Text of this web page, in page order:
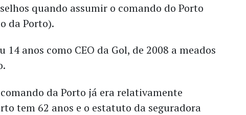
quando assumir o comando do Porto
da Porto).
14 anos como CEO da Gol, de 2008 a meados
da Porto já era relativamente
tem 62 anos e o estatuto da seguradora